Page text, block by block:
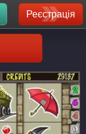
Реєстрація